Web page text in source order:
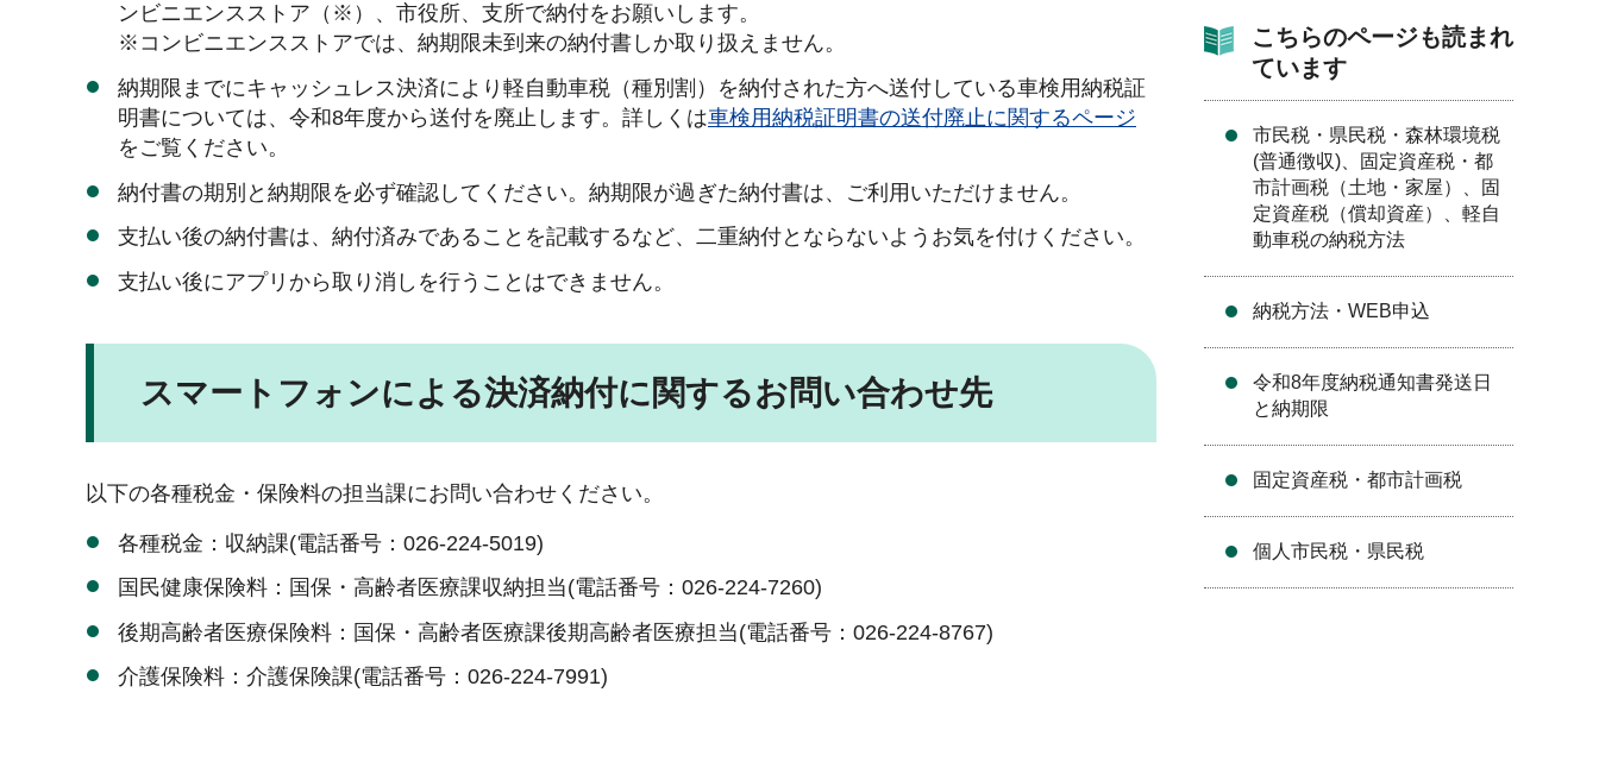
ンビニエンスストア（※）、市役所、支所で納付をお願いします。
※コンビニエンスストアでは、納期限未到来の納付書しか取り扱えません。
納期限までにキャッシュレス決済により軽自動車税（種別割）を納付された方へ送付している車検用納税証
明書については、令和8年度から送付を廃止します。詳しくは車検用納税証明書の送付廃止に関するページ
をご覧ください。
納付書の期別と納期限を必ず確認してください。納期限が過ぎた納付書は、ご利用いただけません。
支払い後の納付書は、納付済みであることを記載するなど、二重納付とならないようお気を付けください。
支払い後にアプリから取り消しを行うことはできません。
スマートフォンによる決済納付に関するお問い合わせ先
以下の各種税金・保険料の担当課にお問い合わせください。
各種税金：収納課(電話番号： 026-224-5019)
国民健康保険料：国保・高齢者医療課収納担当(電話番号： 026-224-7260)
後期高齢者医療保険料：国保・高齢者医療課後期高齢者医療担当(電話番号： 026-224-8767)
介護保険料：介護保険課(電話番号： 026-224-7991)
こちらのページも読まれ
ています
市民税・県民税・森林環境税
(普通徴収)、固定資産税・都
市計画税（土地・家屋）、固
定資産税（償却資産）、軽自
動車税の納税方法
納税方法・WEB申込
令和8年度納税通知書発送日
と納期限
固定資産税・都市計画税
個人市民税・県民税